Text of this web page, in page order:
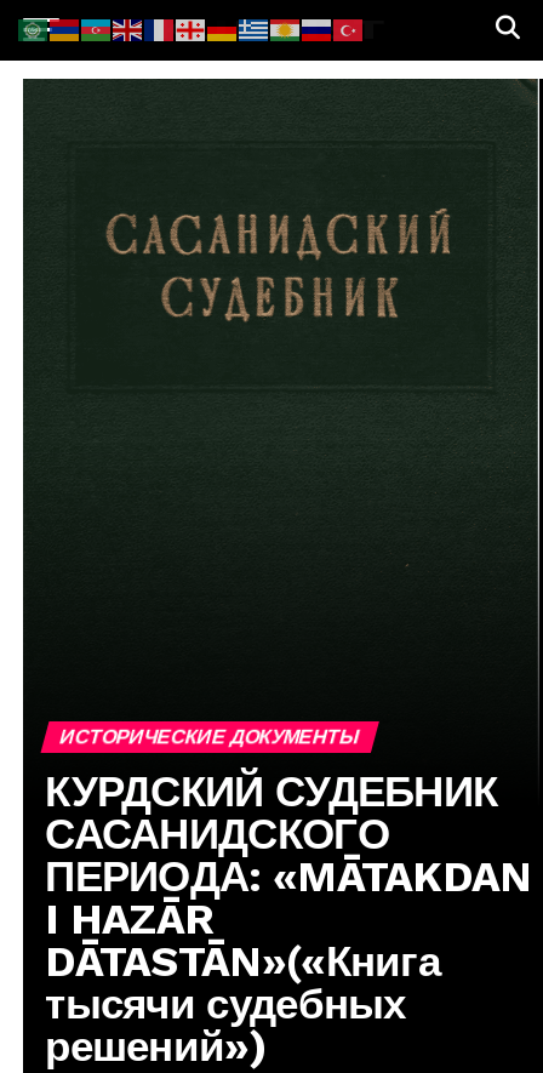
ИСТОРИЧЕСКИЕ ДОКУМЕНТЫ
КУРДСКИЙ СУДЕБНИК
САСАНИДСКОГО
ПЕРИОДА: «MĀTAKDAN
I HAZĀR
DĀTASTĀN»(«Книга
тысячи судебных
решений»)